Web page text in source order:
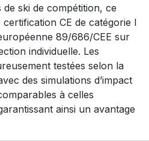
de ski de compétition, ce
certification CE de catégorie I
89/686/CEE sur
individuelle. Les
testées selon la
des simulations d’impact
à celles
ainsi un avantage